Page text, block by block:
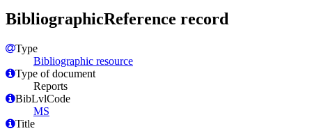
BibliographicReference record
Type
Bibliographic resource
Type of document
Reports
BibLvlCode
MS
Title